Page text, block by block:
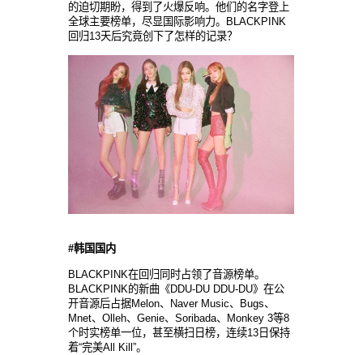
的迫切期盼，得到了火爆反响。他们的名字登上
全球主要榜单，尽显国际影响力。BLACKPINK
回归13天后究竟创下了怎样的记录？
#韩国国内
BLACKPINK在回归同时占领了音源榜单。
BLACKPINK的新曲《DDU-DU DDU-DU》在公
开音源后占据Melon、Naver Music、Bugs、
Mnet、Olleh、Genie、Soribada、Monkey 3等8
个时实榜单一位，甚至横扫日榜，连续13日保持
着“完美All Kill”。